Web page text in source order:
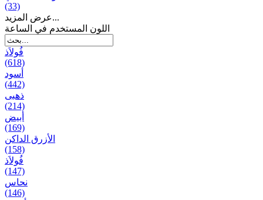
(33)
عرض المزيد...
اللون المستخدم في الساعة
فُولاَذ
(618)
أسود
(442)
ذهبی
(214)
أبيض
(169)
الأزرق الداكن
(158)
فُولاَذ
(147)
نحاس
(146)